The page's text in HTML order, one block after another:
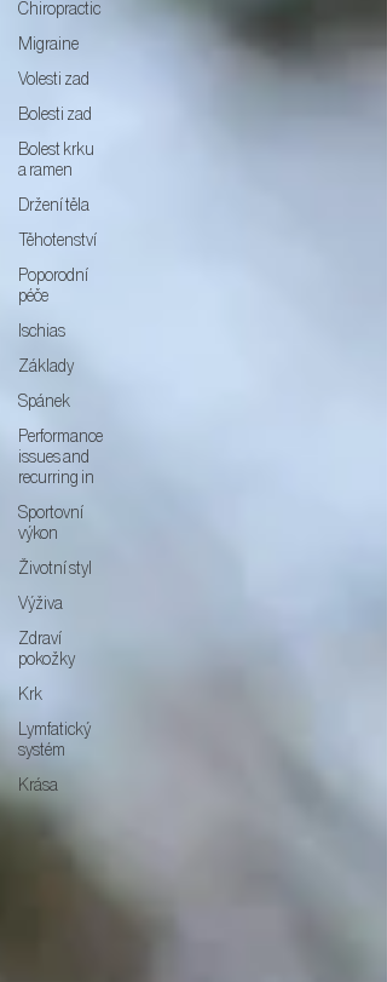
Chiropractic
Migraine
Volesti zad
Bolesti zad
Bolest krku
a ramen
Držení těla
Těhotenství
Poporodní
péče
Ischias
Základy
Spánek
Performance
issues and
recurring in
Sportovní
výkon
Životní styl
Výživa
Zdraví
pokožky
Krk
Lymfatický
systém
Krása